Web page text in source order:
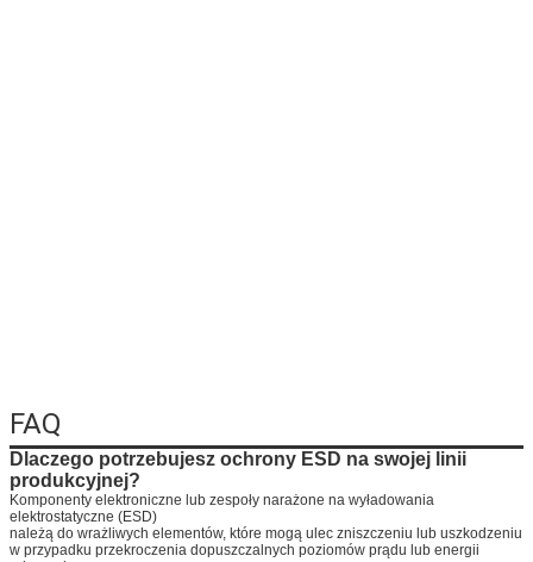
FAQ
Dlaczego potrzebujesz ochrony ESD na swojej linii
produkcyjnej?
Komponenty elektroniczne lub zespoły narażone na wyładowania
elektrostatyczne (ESD)
należą do wrażliwych elementów, które mogą ulec zniszczeniu lub uszkodzeniu
w przypadku przekroczenia dopuszczalnych poziomów prądu lub energii